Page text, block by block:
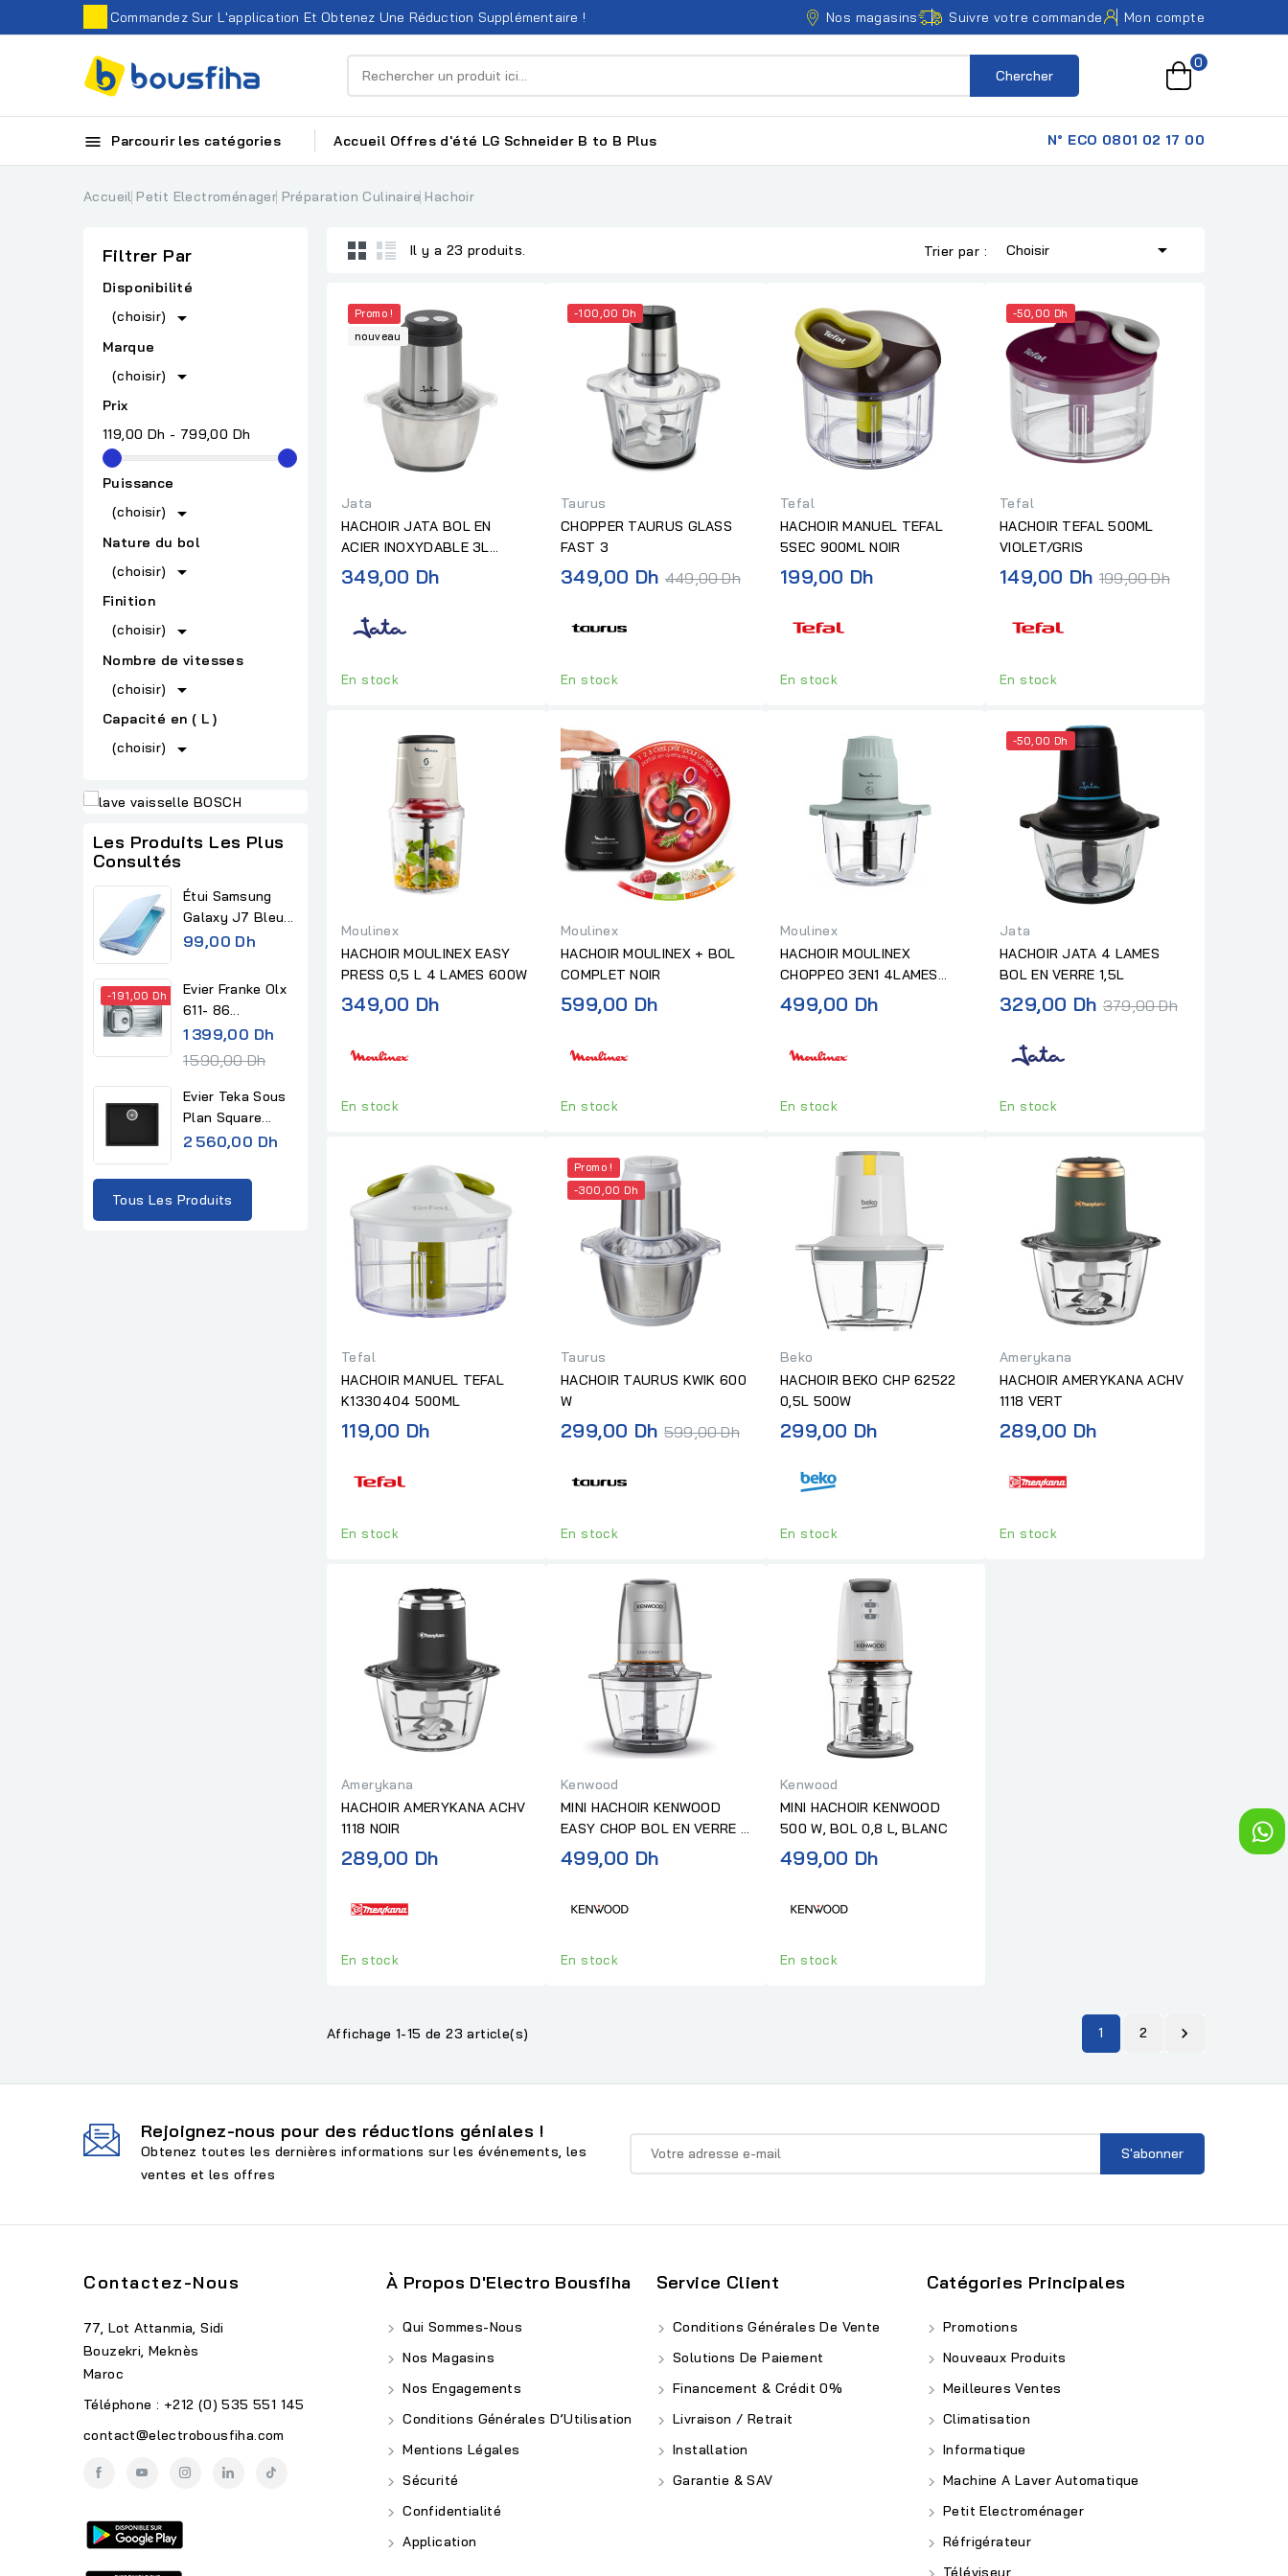
Commandez Sur L'application Et Obtenez Une Réduction Supplémentaire ! Nos magasins Suivre votre commande Mon compte
Chercher
0
 Parcourir les catégories Accueil Offres d'été LG Schneider B to B Plus N° ECO 0801 02 17 00
Accueil Petit Electroménager Préparation Culinaire Hachoir
Filtrer Par
Disponibilité
(choisir)

Marque
(choisir)

Prix
119,00 Dh - 799,00 Dh
Puissance
(choisir)

Nature du bol
(choisir)

Finition
(choisir)

Nombre de vitesses
(choisir)

Capacité en ( L )
(choisir)

Les Produits Les Plus
Consultés
Étui Samsung
Galaxy J7 Bleu...
99,00 Dh
-191,00 Dh
Evier Franke Olx
611- 86...
1 399,00 Dh
u
1 590,00 Dh
Evier Teka Sous
Plan Square...
2 560,00 Dh
Tous Les Produits
Il y a 23 produits. Trier par : Choisir 
Promo !
nouveau
Jata
HACHOIR JATA BOL EN
ACIER INOXYDABLE 3L
600W
349,00 Dh
En stock
-100,00 Dh
Taurus
CHOPPER TAURUS GLASS
FAST 3
349,00 Dh Prix
449,00 Dh
En stock
Tefal
HACHOIR MANUEL TEFAL
5SEC 900ML NOIR
199,00 Dh
En stock
-50,00 Dh
Tefal
HACHOIR TEFAL 500ML
VIOLET/GRIS
149,00 Dh Prix
199,00 Dh
En stock
Moulinex
HACHOIR MOULINEX EASY
PRESS 0,5 L 4 LAMES 600W
349,00 Dh
En stock
Moulinex
HACHOIR MOULINEX + BOL
COMPLET NOIR
599,00 Dh
En stock
Moulinex
HACHOIR MOULINEX
CHOPPEO 3EN1 4LAMES
500W BOL EN VERRE 2L
499,00 Dh
En stock
-50,00 Dh
Jata
HACHOIR JATA 4 LAMES
BOL EN VERRE 1,5L
329,00 Dh Prix
379,00 Dh
En stock
Tefal
HACHOIR MANUEL TEFAL
K1330404 500ML
119,00 Dh
En stock
Promo !
-300,00 Dh
Taurus
HACHOIR TAURUS KWIK 600
W
299,00 Dh Prix
599,00 Dh
En stock
Beko
HACHOIR BEKO CHP 62522
0,5L 500W
299,00 Dh
En stock
Amerykana
HACHOIR AMERYKANA ACHV
1118 VERT
289,00 Dh
En stock
Amerykana
HACHOIR AMERYKANA ACHV
1118 NOIR
289,00 Dh
En stock
Kenwood
MINI HACHOIR KENWOOD
EASY CHOP BOL EN VERRE +
500 W SILVER
499,00 Dh
En stock
Kenwood
MINI HACHOIR KENWOOD
500 W, BOL 0,8 L, BLANC
499,00 Dh
En stock
Affichage 1-15 de 23 article(s) 1 2 
Rejoignez-nous pour des réductions géniales !
Obtenez toutes les dernières informations sur les événements, les
ventes et les offres
Contactez-Nous
77, Lot Attanmia, Sidi
Bouzekri, Meknès
Maroc
Téléphone : +212 (0) 535 551 145
contact@electrobousfiha.com
À Propos D'Electro Bousfiha
Qui Sommes-Nous
Nos Magasins
Nos Engagements
Conditions Générales D’Utilisation
Mentions Légales
Sécurité
Confidentialité
Application
Service Client
Conditions Générales De Vente
Solutions De Paiement
Financement & Crédit 0%
Livraison / Retrait
Installation
Garantie & SAV
Catégories Principales
Promotions
Nouveaux Produits
Meilleures Ventes
Climatisation
Informatique
Machine A Laver Automatique
Petit Electroménager
Réfrigérateur
Téléviseur